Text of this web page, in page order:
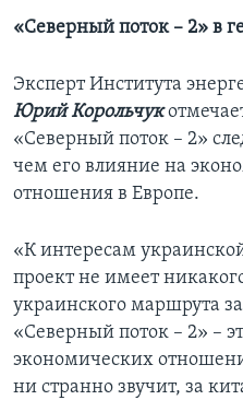
«Северный поток – 2» в
Эксперт Института
Юрий Корольчук
«Северный поток – 2»
чем его влияние на
отношения в Европе.
«К интересам
проект не имеет
украинского маршрута
«Северный поток – 2» –
экономических
ни странно звучит, за